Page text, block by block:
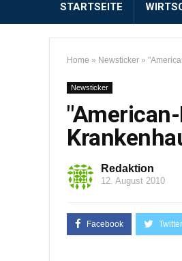
STARTSEITE
Home » Newsticker »
Newsticker
Redaktion
12. August 2010